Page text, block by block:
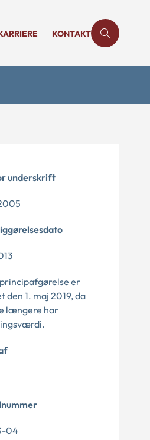
KONTAKT
underskrift
er
den 1. maj 2019, da
længere har
04